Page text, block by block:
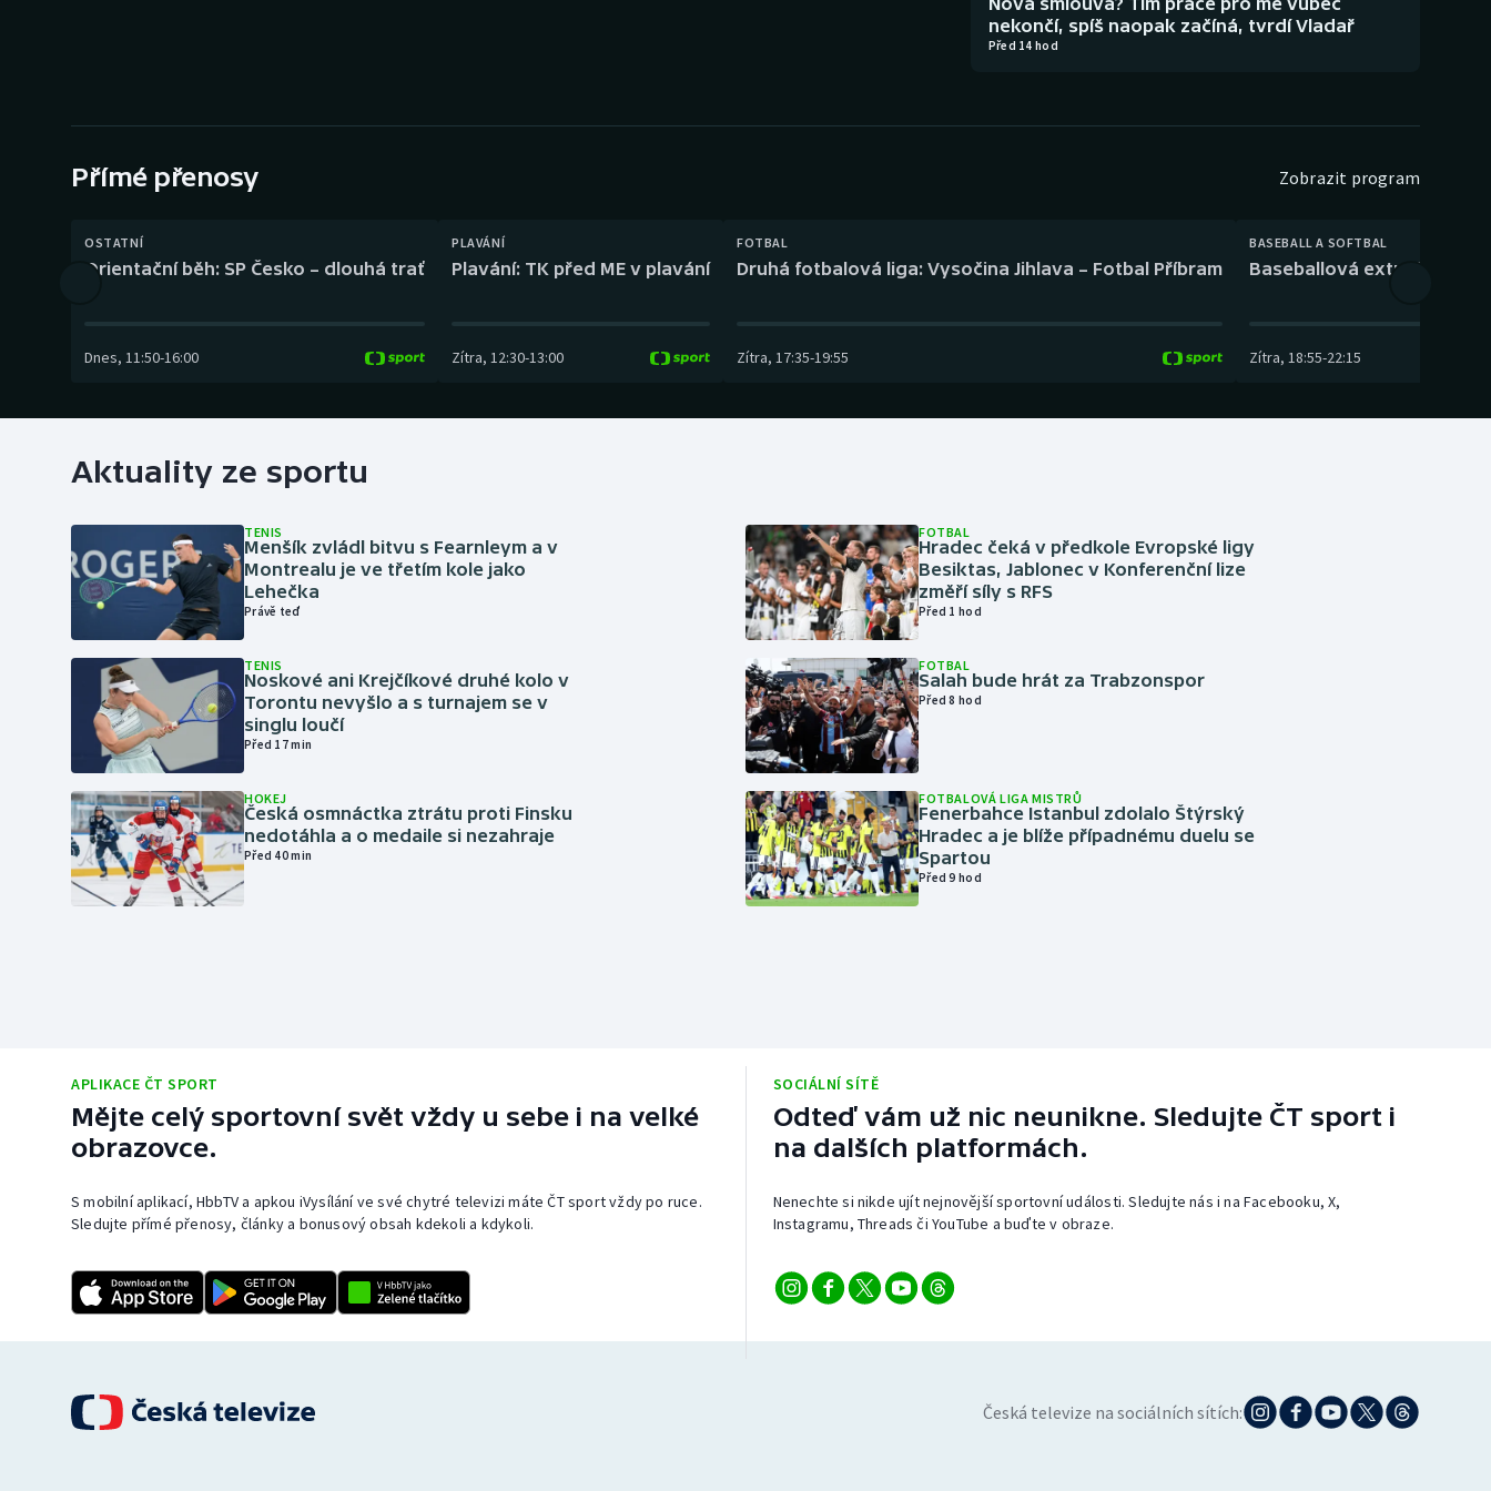
Gymnastika Plážový volejbal
nekončí, spíš naopak začíná, tvrdí Vladař
Před 14 hod
Přímé přenosy Zobrazit program
OSTATNÍ
Orientační běh: SP Česko – dlouhá trať
Dnes, 11:50-16:00
PLAVÁNÍ
Plavání: TK před ME v plavání
Zítra, 12:30-13:00
FOTBAL
Druhá fotbalová liga: Vysočina Jihlava – Fotbal Příbram
Zítra, 17:35-19:55
BASEBALL A SOFTBAL
Baseballová extraliga:
Zítra, 18:55-22:15
Aktuality ze sportu
TENIS
Menšík zvládl bitvu s Fearnleym a v
Montrealu je ve třetím kole jako
Lehečka
Právě teď
TENIS
Noskové ani Krejčíkové druhé kolo v
Torontu nevyšlo a s turnajem se v
singlu loučí
Před 17 min
HOKEJ
Česká osmnáctka ztrátu proti Finsku
nedotáhla a o medaile si nezahraje
Před 40 min
FOTBAL
Hradec čeká v předkole Evropské ligy
Besiktas, Jablonec v Konferenční lize
změří síly s RFS
Před 1 hod
FOTBAL
Salah bude hrát za Trabzonspor
Před 8 hod
FOTBALOVÁ LIGA MISTRŮ
Fenerbahce Istanbul zdolalo Štýrský
Hradec a je blíže případnému duelu se
Spartou
Před 9 hod
APLIKACE ČT SPORT
Mějte celý sportovní svět vždy u sebe i na velké
obrazovce.
S mobilní aplikací, HbbTV a apkou iVysílání ve své chytré televizi máte ČT sport vždy po ruce.
Sledujte přímé přenosy, články a bonusový obsah kdekoli a kdykoli.
SOCIÁLNÍ SÍTĚ
Odteď vám už nic neunikne. Sledujte ČT sport i
na dalších platformách.
Nenechte si nikde ujít nejnovější sportovní události. Sledujte nás i na Facebooku, X,
Instagramu, Threads či YouTube a buďte v obraze.
Česká televize na sociálních sítích: